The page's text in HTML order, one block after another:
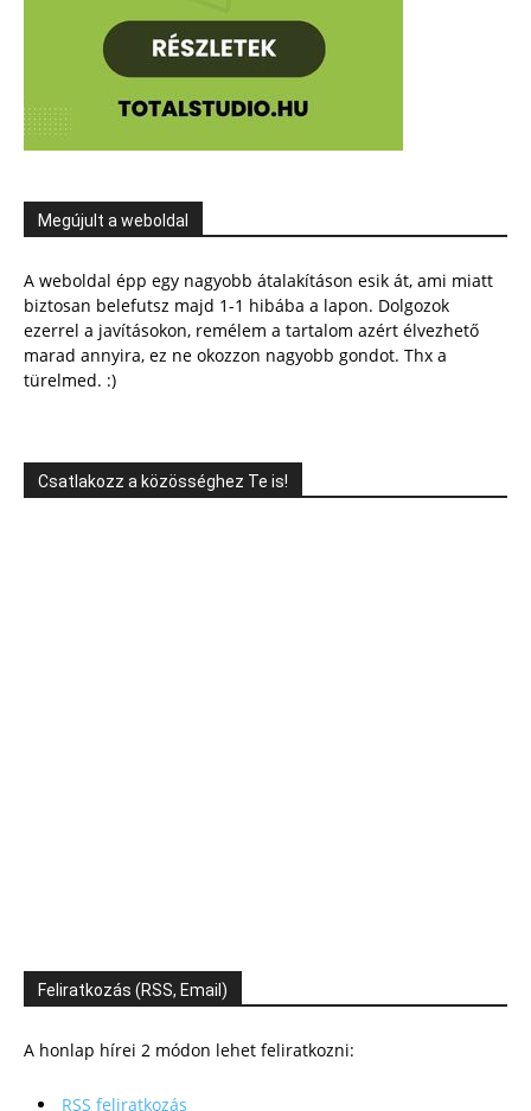
Megújult a weboldal
A weboldal épp egy nagyobb átalakításon esik át, ami miatt
biztosan belefutsz majd 1-1 hibába a lapon. Dolgozok
ezerrel a javításokon, remélem a tartalom azért élvezhető
marad annyira, ez ne okozzon nagyobb gondot. Thx a
türelmed. :)
Csatlakozz a közösséghez Te is!
Feliratkozás (RSS, Email)
A honlap hírei 2 módon lehet feliratkozni:
RSS feliratkozás